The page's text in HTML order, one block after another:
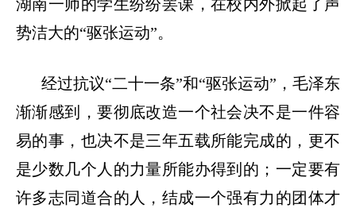
湖南一师的学生纷纷罢课，在校内外掀起了声
势洁大的“驱张运动”。
经过抗议“二十一条”和“驱张运动” ，毛泽东
渐渐感到，要彻底改造一个社会决不是一件容
易的事，也决不是三年五载所能完成的，更不
是少数几个人的力量所能办得到的；一定要有
许多志同道合的人，结成一个强有力的团体才